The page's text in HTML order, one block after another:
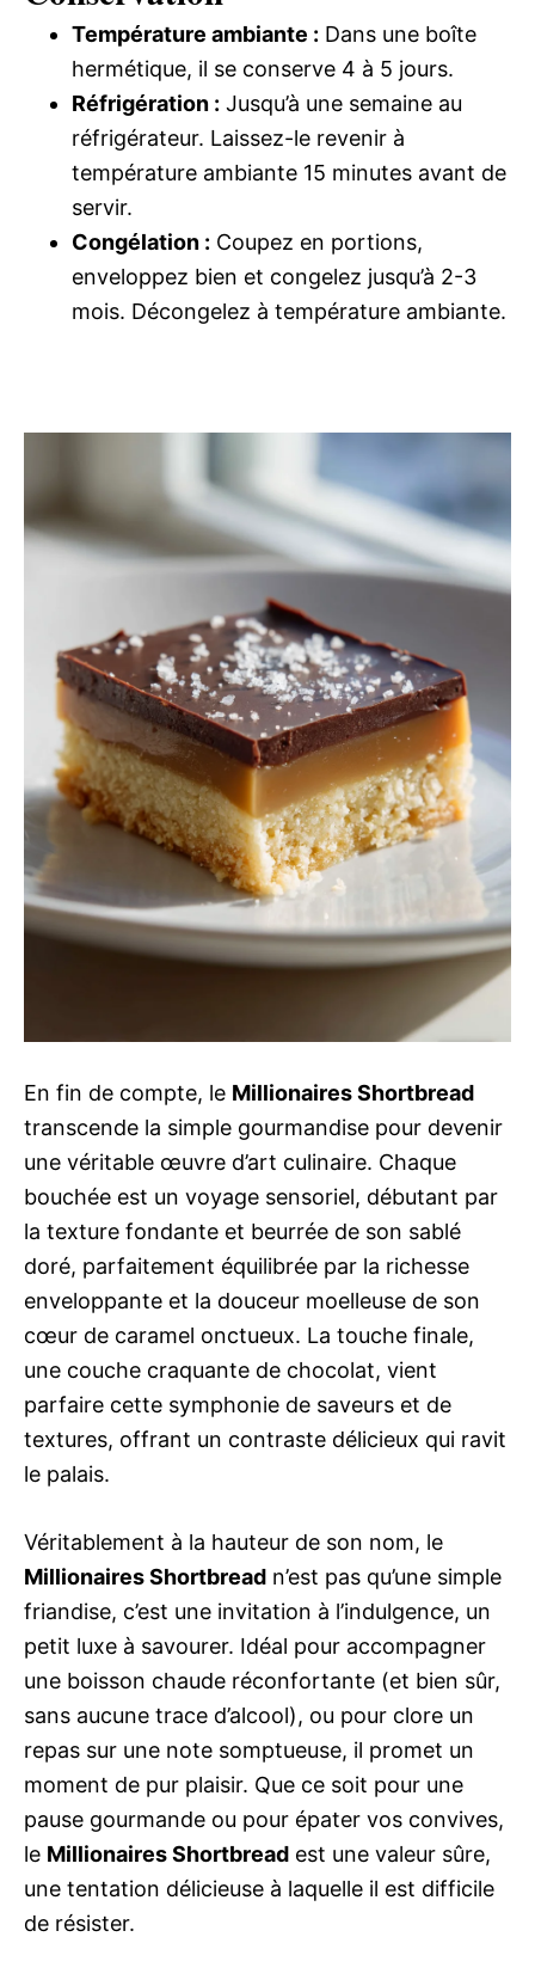
Température ambiante : Dans une boîte
hermétique, il se conserve 4 à 5 jours.
Réfrigération : Jusqu’à une semaine au
réfrigérateur. Laissez-le revenir à
température ambiante 15 minutes avant de
servir.
Congélation : Coupez en portions,
enveloppez bien et congelez jusqu’à 2-3
mois. Décongelez à température ambiante.
En fin de compte, le Millionaires Shortbread
transcende la simple gourmandise pour devenir
une véritable œuvre d’art culinaire. Chaque
bouchée est un voyage sensoriel, débutant par
la texture fondante et beurrée de son sablé
doré, parfaitement équilibrée par la richesse
enveloppante et la douceur moelleuse de son
cœur de caramel onctueux. La touche finale,
une couche craquante de chocolat, vient
parfaire cette symphonie de saveurs et de
textures, offrant un contraste délicieux qui ravit
le palais.
Véritablement à la hauteur de son nom, le
Millionaires Shortbread n’est pas qu’une simple
friandise, c’est une invitation à l’indulgence, un
petit luxe à savourer. Idéal pour accompagner
une boisson chaude réconfortante (et bien sûr,
sans aucune trace d’alcool), ou pour clore un
repas sur une note somptueuse, il promet un
moment de pur plaisir. Que ce soit pour une
pause gourmande ou pour épater vos convives,
le Millionaires Shortbread est une valeur sûre,
une tentation délicieuse à laquelle il est difficile
de résister.